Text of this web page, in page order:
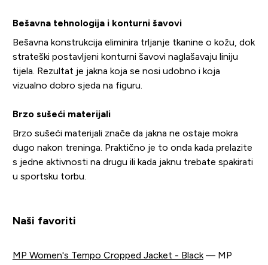
Bešavna tehnologija i konturni šavovi
Bešavna konstrukcija eliminira trljanje tkanine o kožu, dok
strateški postavljeni konturni šavovi naglašavaju liniju
tijela. Rezultat je jakna koja se nosi udobno i koja
vizualno dobro sjeda na figuru.
Brzo sušeći materijali
Brzo sušeći materijali znače da jakna ne ostaje mokra
dugo nakon treninga. Praktično je to onda kada prelazite
s jedne aktivnosti na drugu ili kada jaknu trebate spakirati
u sportsku torbu.
Naši favoriti
MP Women's Tempo Cropped Jacket - Black— MP